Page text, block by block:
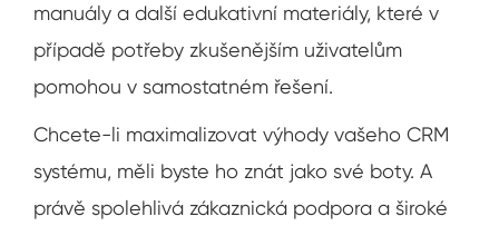
manuály a další edukativní materiály, které v
případě potřeby zkušenějším uživatelům
pomohou v samostatném řešení.
Chcete-li maximalizovat výhody vašeho CRM
systému, měli byste ho znát jako své boty. A
právě spolehlivá zákaznická podpora a široké